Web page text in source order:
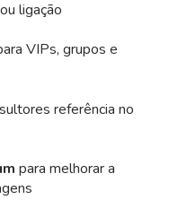
ligação
VIPs, grupos e
referência no
para melhorar a